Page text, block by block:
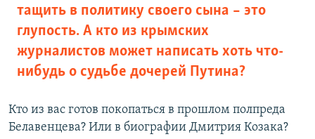
тащить в политику своего сына – это
глупость. А кто из крымских
журналистов может написать хоть что-
нибудь о судьбе дочерей Путина?
Кто из вас готов покопаться в прошлом полпреда
Белавенцева? Или в биографии Дмитрия Козака?